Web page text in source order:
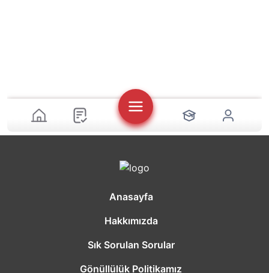
Anasayfa
Hakkımızda
Sık Sorulan Sorular
Gönüllülük Politikamız